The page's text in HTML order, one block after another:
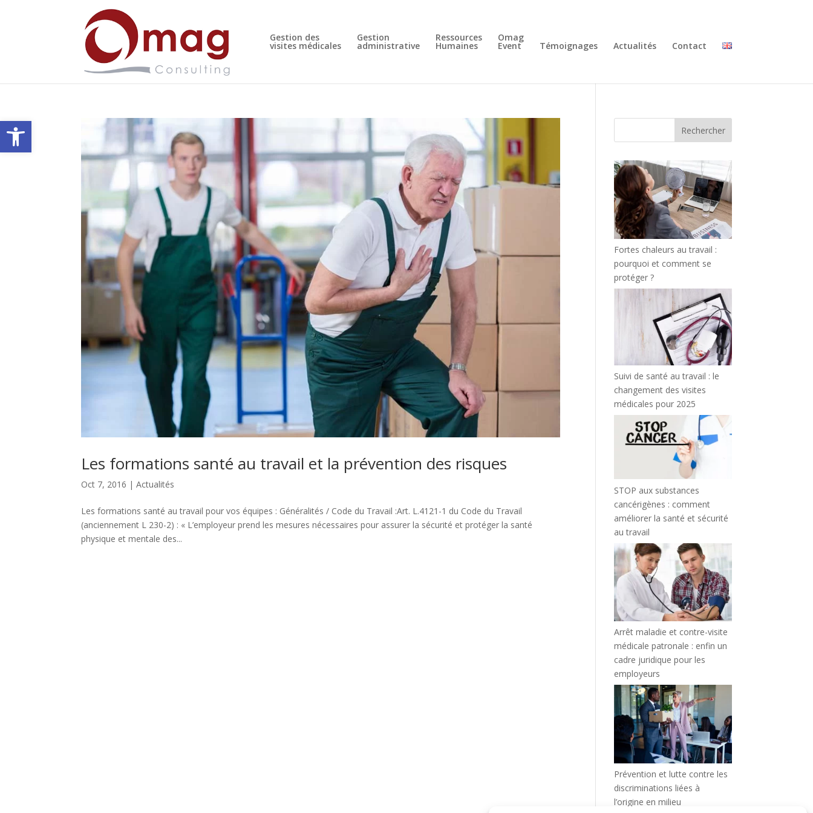
Ouvrir la barre d’outils
Gestion des
visites médicales
Gestion
administrative
Ressources
Humaines
Omag
Event Témoignages Actualités Contact
Les formations santé au travail et la prévention des risques
Oct 7, 2016 |Actualités
Les formations santé au travail pour vos équipes : Généralités / Code du Travail :Art. L.4121-1 du Code du Travail
(anciennement L 230-2) : « L’employeur prend les mesures nécessaires pour assurer la sécurité et protéger la santé
physique et mentale des...
Rechercher
Fortes chaleurs au travail :
pourquoi et comment se
protéger ?
Suivi de santé au travail : le
changement des visites
médicales pour 2025
STOP aux substances
cancérigènes : comment
améliorer la santé et sécurité
au travail
Arrêt maladie et contre-visite
médicale patronale : enfin un
cadre juridique pour les
employeurs
Prévention et lutte contre les
discriminations liées à
l’origine en milieu